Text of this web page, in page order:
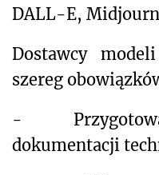
DALL-E,
Dostawcy
szereg
-
dokumentacji